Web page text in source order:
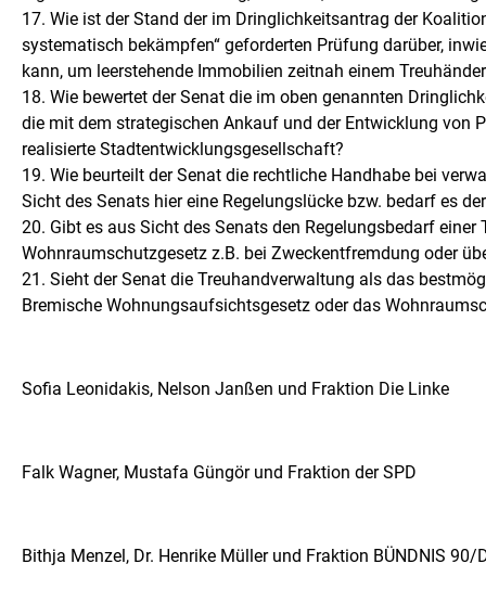
17. Wie ist der Stand der im Dringlichkeitsantrag der
systematisch bekämpfen“ geforderten Prüfung darüber,
kann, um leerstehende Immobilien zeitnah einem
18. Wie bewertet der Senat die im oben genannten
die mit dem strategischen Ankauf und der Entwicklung von
realisierte Stadtentwicklungsgesellschaft?
19. Wie beurteilt der Senat die rechtliche Handhabe bei
Sicht des Senats hier eine Regelungslücke bzw. bedarf es
20. Gibt es aus Sicht des Senats den Regelungsbedarf
Wohnraumschutzgesetz z.B. bei Zweckentfremdung oder
21. Sieht der Senat die Treuhandverwaltung als das
Bremische Wohnungsaufsichtsgesetz oder das
Sofia Leonidakis, Nelson Janßen und Fraktion Die Linke
Falk Wagner, Mustafa Güngör und Fraktion der SPD
Bithja Menzel, Dr. Henrike Müller und Fraktion BÜNDNIS 90/